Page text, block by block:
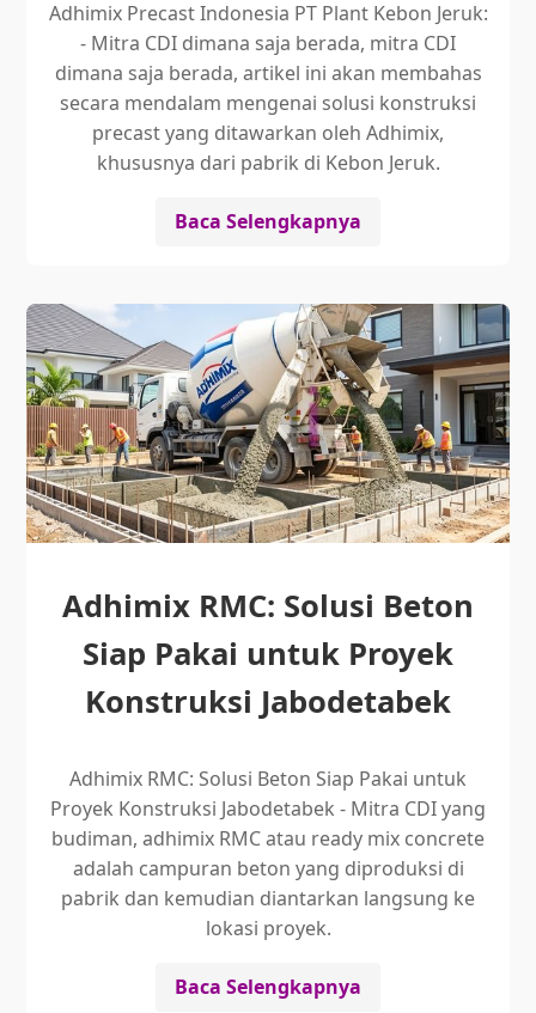
Adhimix Precast Indonesia PT Plant Kebon Jeruk:
- Mitra CDI dimana saja berada, mitra CDI
dimana saja berada, artikel ini akan membahas
secara mendalam mengenai solusi konstruksi
precast yang ditawarkan oleh Adhimix,
khususnya dari pabrik di Kebon Jeruk.
Baca Selengkapnya
Adhimix RMC: Solusi Beton
Siap Pakai untuk Proyek
Konstruksi Jabodetabek
Adhimix RMC: Solusi Beton Siap Pakai untuk
Proyek Konstruksi Jabodetabek - Mitra CDI yang
budiman, adhimix RMC atau ready mix concrete
adalah campuran beton yang diproduksi di
pabrik dan kemudian diantarkan langsung ke
lokasi proyek.
Baca Selengkapnya